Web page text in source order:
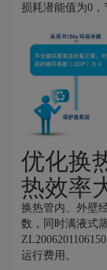
损耗潜能值为0，
优化换
热效率
换热管内、外壁
数，同时满液式
运行费用。